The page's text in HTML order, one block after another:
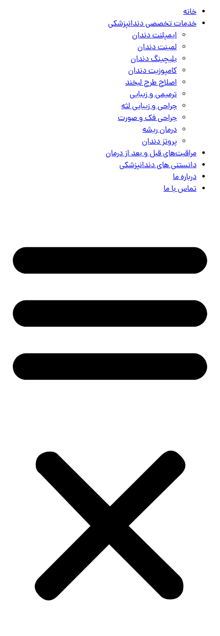
خانه
خدمات تخصصی دندانپزشکی
ایمپلنت دندان
لمینت دندان
بلیچینگ دندان
کامپوزیت دندان
اصلاح طرح لبخند
ترمیمی و زیبایی
جراحی و زیبایی لثه
جراحی فک و صورت
درمان ریشه
پروتز دندان
مراقبت‌های قبل و بعد از درمان
دانستنی های دندانپزشکی
درباره ما
تماس با ما